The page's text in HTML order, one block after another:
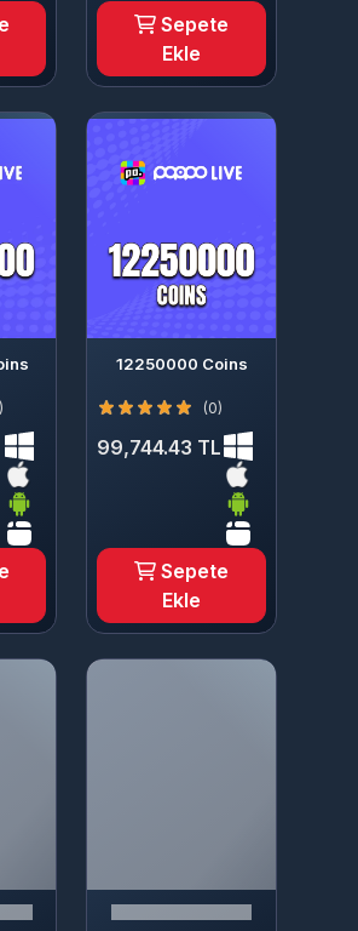
Sepete
Ekle
12250000 Coins
(0)
99,744.43 TL
Sepete
Ekle